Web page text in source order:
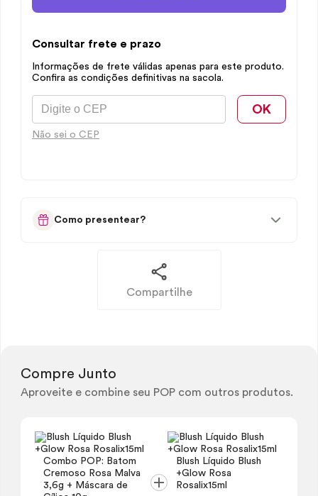
Consultar frete e prazo
Informações de frete válidas apenas para este produto.
Confira as condições definitivas na sacola.
OK
Não sei o CEP
Como presentear?
Compartilhe
Compre Junto
Aproveite e combine seu POP com outros produtos.
Combo POP: Batom
Cremoso Rosa Malva
3,6g + Máscara de
Blush Líquido Blush
+GlowRosa
Rosalix15ml